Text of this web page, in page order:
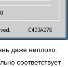
даже неплохо.
соответствует